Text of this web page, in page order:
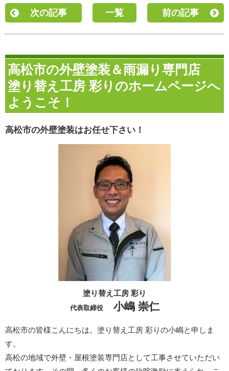
次の記事 一覧 前の記事
高松市の外壁塗装＆雨漏り専門店
塗り替え工房 彩りのホームページへ
ようこそ！
高松市の外壁塗装はお任せ下さい！
塗り替え工房 彩り
代表取締役 小嶋 崇仁
高松市の皆様こんにちは。塗り替え工房 彩りの小嶋と申しま
す。
高松の地域で外壁・屋根塗装専門店として工事させていただい